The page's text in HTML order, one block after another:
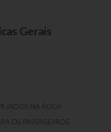
Gerais
NA ÁGUA
OS PASSAGEIROS